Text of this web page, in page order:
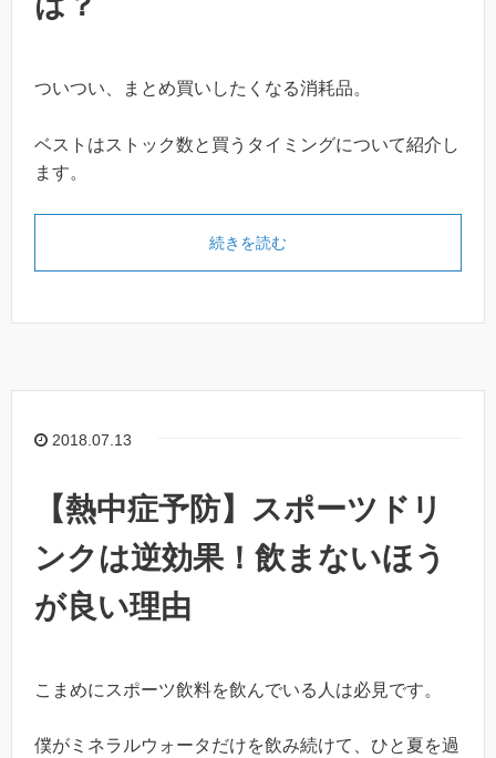
ついつい、まとめ買いしたくなる消耗品。
ベストはストック数と買うタイミングについて紹介し
ます。
続きを読む
2018.07.13
【熱中症予防】スポーツドリ
ンクは逆効果！飲まないほう
が良い理由
こまめにスポーツ飲料を飲んでいる人は必見です。
僕がミネラルウォータだけを飲み続けて、ひと夏を過